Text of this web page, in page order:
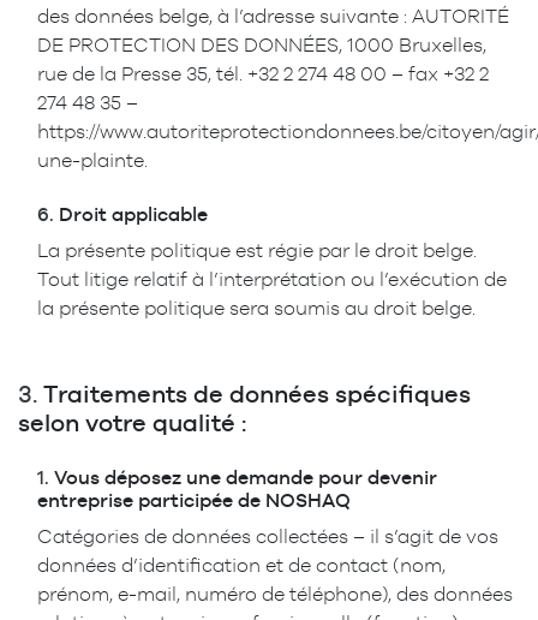
des données belge, à l’adresse suivante : AUTORITÉ
DE PROTECTION DES DONNÉES, 1000 Bruxelles,
rue de la Presse 35, tél. +32 2 274 48 00 – fax +32 2
274 48 35 –
https://www.autoriteprotectiondonnees.be/citoyen/
une-plainte.
6. Droit applicable
La présente politique est régie par le droit belge.
Tout litige relatif à l’interprétation ou l’exécution de
la présente politique sera soumis au droit belge.
3. Traitements de données spécifiques
selon votre qualité :
1. Vous déposez une demande pour devenir
entreprise participée de NOSHAQ
Catégories de données collectées – il s’agit de vos
données d’identification et de contact (nom,
prénom, e-mail, numéro de téléphone), des données